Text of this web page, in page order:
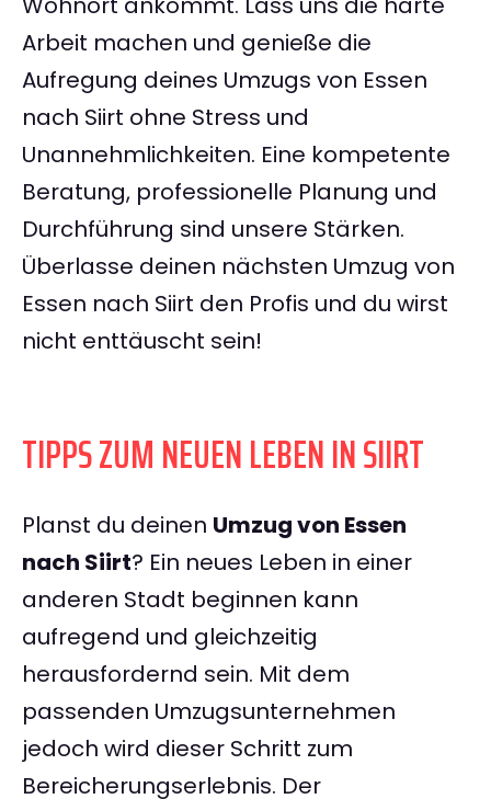
Arbeit machen und genieße die
Aufregung deines Umzugs von Essen
nach Siirt ohne Stress und
Unannehmlichkeiten. Eine kompetente
Beratung, professionelle Planung und
Durchführung sind unsere Stärken.
Überlasse deinen nächsten Umzug von
Essen nach Siirt den Profis und du wirst
nicht enttäuscht sein!
TIPPS ZUM NEUEN LEBEN IN SIIRT
Planst du deinen Umzug von Essen
nach Siirt? Ein neues Leben in einer
anderen Stadt beginnen kann
aufregend und gleichzeitig
herausfordernd sein. Mit dem
passenden Umzugsunternehmen
jedoch wird dieser Schritt zum
Bereicherungserlebnis. Der